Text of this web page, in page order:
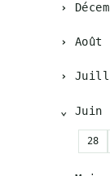
Août
Juin
28